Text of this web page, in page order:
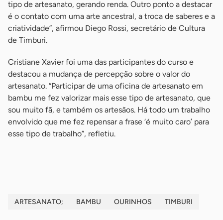
tipo de artesanato, gerando renda. Outro ponto a destacar
é o contato com uma arte ancestral, a troca de saberes e a
criatividade”, afirmou Diego Rossi, secretário de Cultura
de Timburi.
Cristiane Xavier foi uma das participantes do curso e
destacou a mudança de percepção sobre o valor do
artesanato. “Participar de uma oficina de artesanato em
bambu me fez valorizar mais esse tipo de artesanato, que
sou muito fã, e também os artesãos. Há todo um trabalho
envolvido que me fez repensar a frase ‘é muito caro’ para
esse tipo de trabalho”, refletiu.
ARTESANATO; BAMBU OURINHOS TIMBURI